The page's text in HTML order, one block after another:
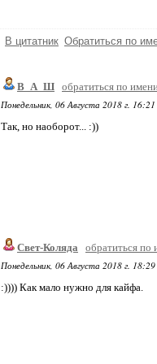
В цитатник Обратиться по
В_А_Ш обратиться по
Понедельник, 06 Августа 2018 г.
Так, но наоборот... :))
Свет-Коляда
обратиться по
Понедельник, 06 Августа 2018 г.
:)))) Как мало нужно для кайфа.